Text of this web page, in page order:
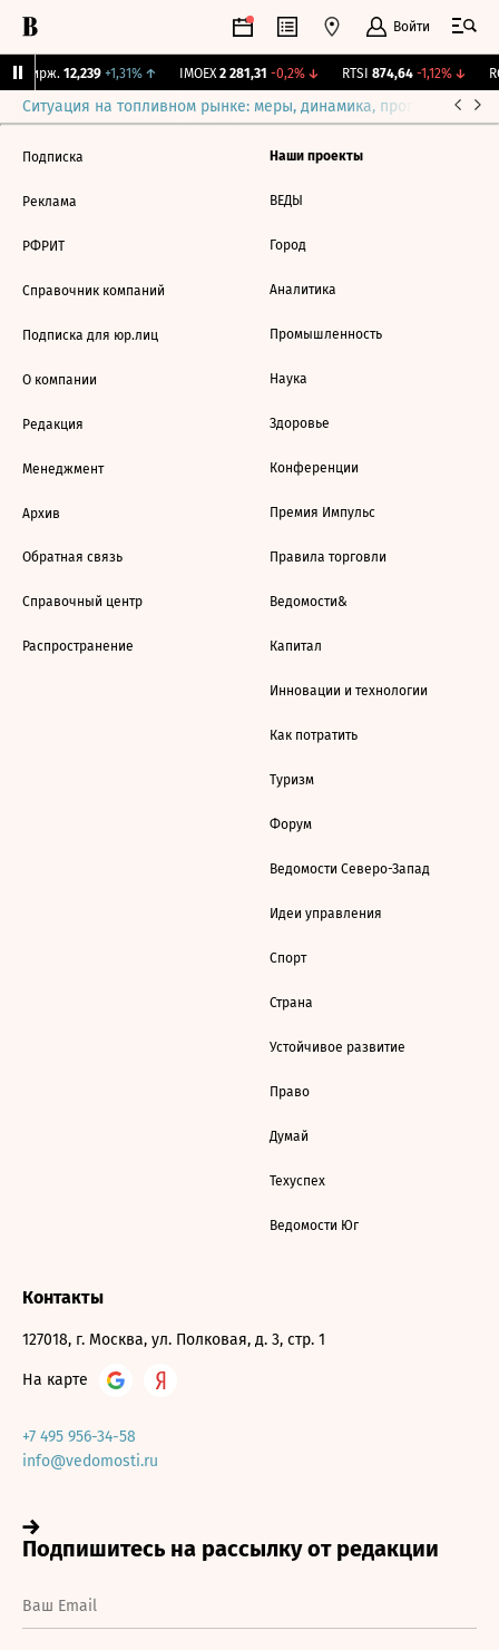
Войти
Бирж. 12,239 +1,31%↑ IMOEX 2 281,31 -0,2%↓ RTSI 874,64 -1,12%↓
Ситуация на топливном рынке: меры, динамика, прогнозы
Подписка
Реклама
РФРИТ
Справочник компаний
Подписка для юр.лиц
О компании
Редакция
Менеджмент
Архив
Обратная связь
Справочный центр
Распространение
Наши проекты
ВЕДЫ
Город
Аналитика
Промышленность
Наука
Здоровье
Конференции
Премия Импульс
Правила торговли
Ведомости&
Капитал
Инновации и технологии
Как потратить
Туризм
Форум
Ведомости Северо-Запад
Идеи управления
Спорт
Страна
Устойчивое развитие
Право
Думай
Техуспех
Ведомости Юг
Контакты
127018, г. Москва, ул. Полковая, д. 3, стр. 1
На карте
+7 495 956-34-58
info@vedomosti.ru